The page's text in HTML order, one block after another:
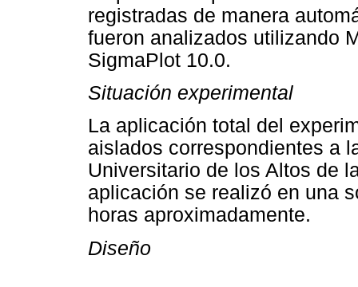
registradas de manera
fueron analizados utilizando
SigmaPlot 10.0.
Situación experimental
La aplicación total del
aislados correspondientes a
Universitario de los Altos de
aplicación se realizó en una
horas aproximadamente.
Diseño